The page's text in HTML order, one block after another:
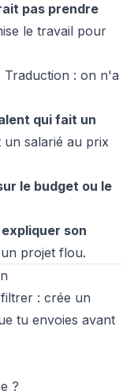
pas prendre
le travail pour
Traduction : on n'a
qui fait un
salarié au prix
le budget ou le
son
projet flou.
: crée un
tu envoies avant
?